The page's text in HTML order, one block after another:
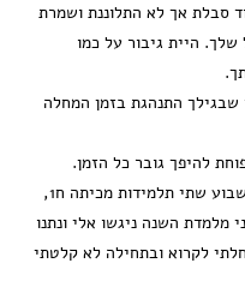
סבלת אך לא התלוננת ושמרת
היית גיבור על כמו
שבגילך התנהגת בזמן המחלה
להיפך גובר כל הזמן.
ביום רביעי לפני שבוע שתי תלמידות מכיתה ח1,
מלמדת השנה ניגשו אלי ונתנו
לקרוא ובתחילה לא קלטתי